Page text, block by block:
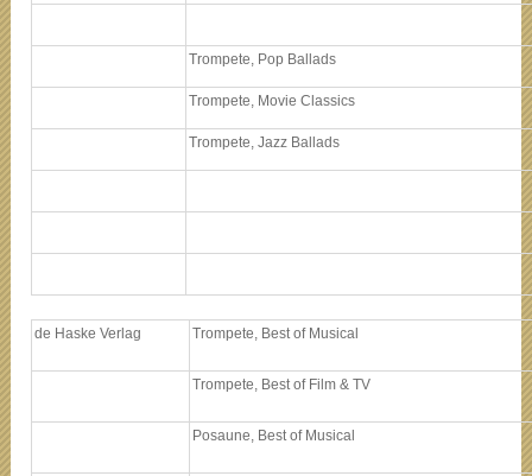
Trompete, Pop Ballads
Trompete, Movie Classics
Trompete, Jazz Ballads
de Haske Verlag Trompete, Best of Musical
Trompete, Best of Film & TV
Posaune, Best of Musical